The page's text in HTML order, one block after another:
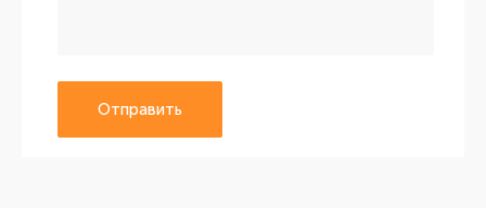
Отправить